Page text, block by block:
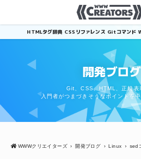
HTMLタグ辞典 CSSリファレンス Gitコマンド
開発ブログ
Git、CSS、HTML、正規表
入門者がつまづきそうなポイントを
WWWクリエイターズ › 開発ブログ › Linux › sedコ